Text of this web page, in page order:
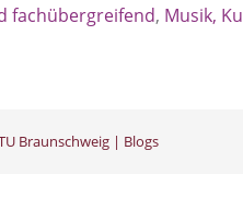
fachübergreifend, Musik,
Braunschweig | Blogs